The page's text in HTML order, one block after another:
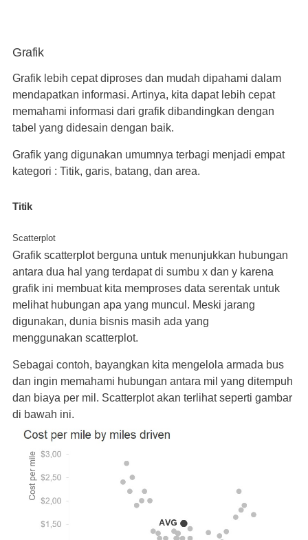
Grafik
Grafik lebih cepat diproses dan mudah dipahami dalam
mendapatkan informasi. Artinya, kita dapat lebih cepat
memahami informasi dari grafik dibandingkan dengan
tabel yang didesain dengan baik.
Grafik yang digunakan umumnya terbagi menjadi empat
kategori : Titik, garis, batang, dan area.
Titik
Scatterplot
Grafik scatterplot berguna untuk menunjukkan hubungan
antara dua hal yang terdapat di sumbu x dan y karena
grafik ini membuat kita memproses data serentak untuk
melihat hubungan apa yang muncul. Meski jarang
digunakan, dunia bisnis masih ada yang
menggunakan scatterplot.
Sebagai contoh, bayangkan kita mengelola armada bus
dan ingin memahami hubungan antara mil yang ditempuh
dan biaya per mil. Scatterplot akan terlihat seperti gambar
di bawah ini.